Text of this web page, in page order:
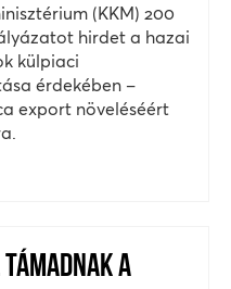
(KKM) 200
hirdet a hazai
külpiaci
érdekében –
export növeléséért
A